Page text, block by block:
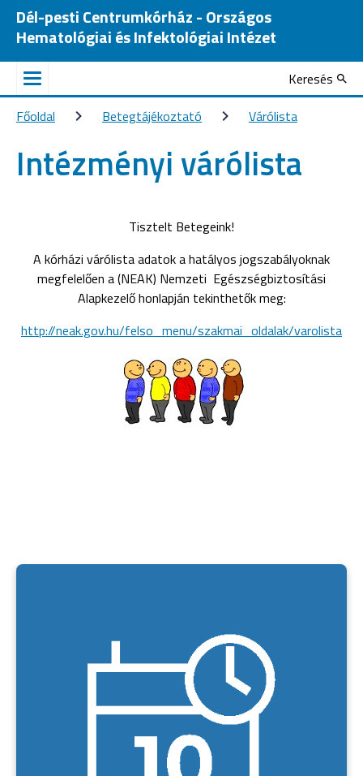
Dél-pesti Centrumkórház - Országos
Hematológiai és Infektológiai Intézet
Keresés
Főoldal
Betegtájékoztató Várólista
Intézményi várólista
Tisztelt Betegeink!
A kórházi várólista adatok a hatályos jogszabályoknak
megfelelően a (NEAK) Nemzeti Egészségbiztosítási
Alapkezelő honlapján tekinthetők meg:
http://neak.gov.hu/felso_menu/szakmai_oldalak/varolista